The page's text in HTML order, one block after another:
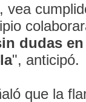
vea
dudas
", anticipó.
que la